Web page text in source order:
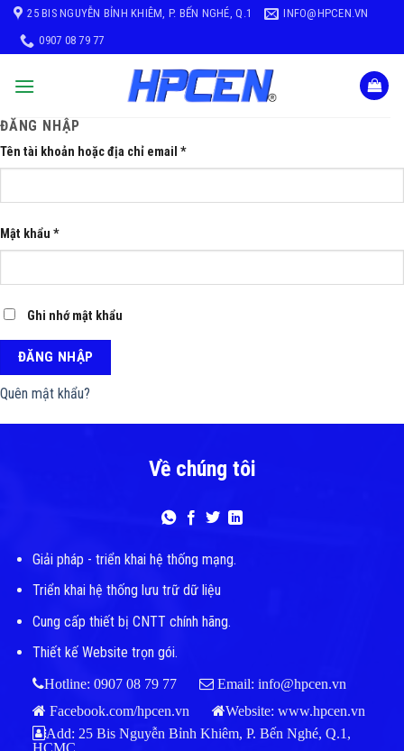
Skip
content
25 BIS NGUYỄN BỈNH KHIÊM, P. BẾN NGHÉ, Q.1
INFO@HPCEN.VN
0907 08 79 77
ĐĂNG NHẬP
Tên tài khoản hoặc địa chỉ email *
Mật khẩu *
Ghi nhớ mật khẩu
ĐĂNG NHẬP
Quên mật khẩu?
Về chúng tôi
Giải pháp - triển khai hệ thống mạng.
Triển khai hệ thống lưu trữ dữ liệu
Cung cấp thiết bị CNTT chính hãng.
Thiết kế Website trọn gói.
Hotline: 0907 08 79 77
Email: info@hpcen.vn
Facebook.com/hpcen.vn
Website: www.hpcen.vn
Add: 25 Bis Nguyễn Bỉnh Khiêm, P. Bến Nghé, Q.1,
HCMC